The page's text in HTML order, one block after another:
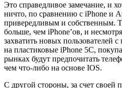
Это справедливое замечание, и
ничто, по сравнению с iPhone и
привередливым и собственным.
больше, чем iPhone’ов, и
захватить новых пользователей
на пластиковые iPhone 5C,
рынках будут предпочитать
чем что-либо на основе IOS.
С другой стороны, за счет своей